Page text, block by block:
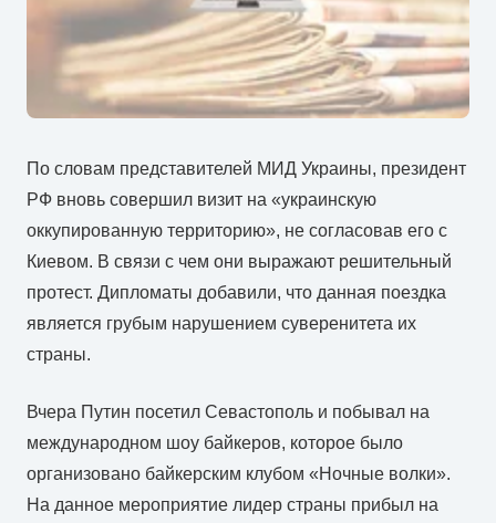
По словам представителей МИД Украины, президент
РФ вновь совершил визит на «украинскую
оккупированную территорию», не согласовав его с
Киевом. В связи с чем они выражают решительный
протест. Дипломаты добавили, что данная поездка
является грубым нарушением суверенитета их
страны.
Вчера Путин посетил Севастополь и побывал на
международном шоу байкеров, которое было
организовано байкерским клубом «Ночные волки».
На данное мероприятие лидер страны прибыл на